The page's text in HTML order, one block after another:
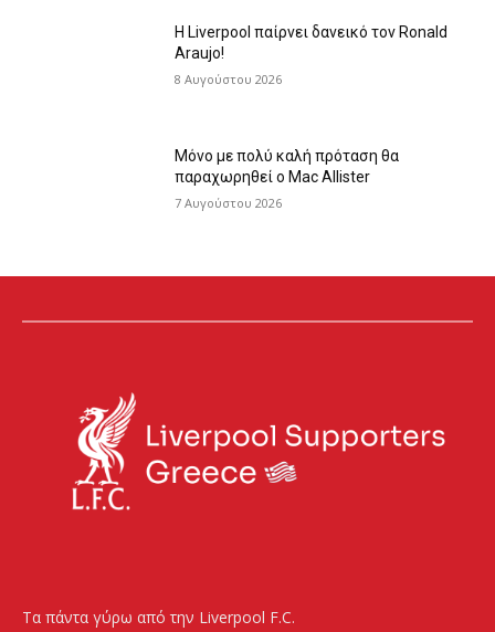
Η Liverpool παίρνει δανεικό τον Ronald
Araujo!
8 Αυγούστου 2026
Μόνο με πολύ καλή πρόταση θα
παραχωρηθεί ο Mac Allister
7 Αυγούστου 2026
Τα πάντα γύρω από την Liverpool F.C.